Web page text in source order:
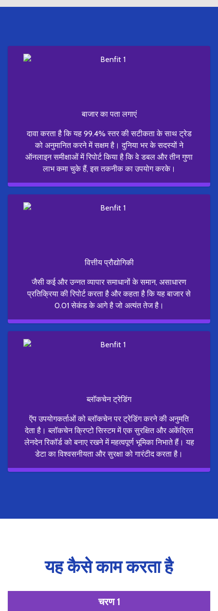
बाजार का पता लगाएं
दावा करता है कि यह 99.4% स्तर की सटीकता के साथ ट्रेड
को अनुमानित करने में सक्षम है। दुनिया भर के सदस्यों ने
ऑनलाइन समीक्षाओं में रिपोर्ट किया है कि वे डबल और तीन गुणा
लाभ कमा चुके हैं, इस तकनीक का उपयोग करके।
वित्तीय प्रौद्योगिकी
जैसी कई और उन्नत व्यापार समाधानों के समान, असाधारण
प्रतिक्रिया की रिपोर्ट करता है और कहता है कि यह बाजार से
0.01 सेकंड के आगे है जो अत्यंत तेज है।
ब्लॉकचेन ट्रेडिंग
ऍप उपयोगकर्ताओं को ब्लॉकचेन पर ट्रेडिंग करने की अनुमति
देता है। ब्लॉकचेन क्रिप्टो सिस्टम में एक सुरक्षित और अकेंद्रित
लेनदेन रिकॉर्ड को बनाए रखने में महत्वपूर्ण भूमिका निभाते हैं। यह
डेटा का विश्वसनीयता और सुरक्षा को गारंटीद करता है।
यह कैसे काम करता है
चरण 1